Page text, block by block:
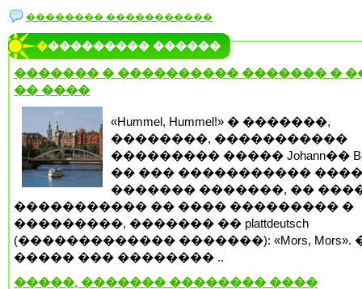
�������� �����������
���������� ������
������� � ���������� ������� �
�� ����
«Hummel, Hummel!» � �������,
��������, �����������
��������� ����� Johann��
�� ��� �����������
������� �������, ��
����������� �� ���� ��������� �
���������, ������� �� plattdeutsch
(������������� �������): «Mors, Mors».
����� ��� �������� ..
�����, ������� �������� ����